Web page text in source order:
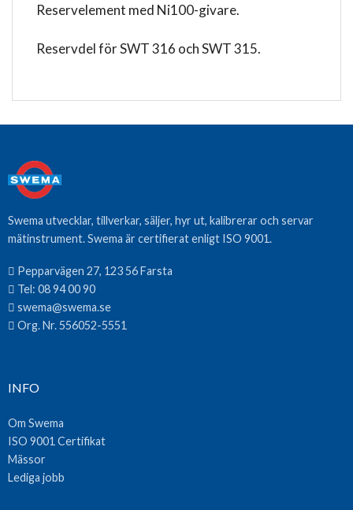
Reservelement med Ni100-givare.
Reservdel för SWT 316 och SWT 315.
Swema utvecklar, tillverkar, säljer, hyr ut, kalibrerar och servar
mätinstrument. Swema är certifierat enligt ISO 9001.
Pepparvägen 27, 123 56 Farsta
Tel: 08 94 00 90
swema@swema.se
Org. Nr. 556052-5551
INFO
Om Swema
ISO 9001 Certifikat
Mässor
Lediga jobb